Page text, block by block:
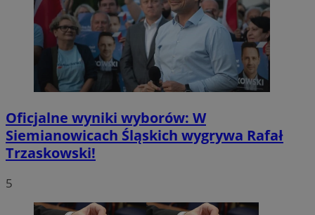
Oficjalne wyniki wyborów: W
Siemianowicach Śląskich wygrywa Rafał
Trzaskowski!
5